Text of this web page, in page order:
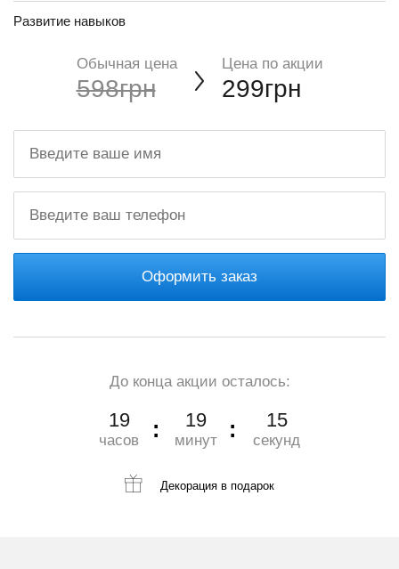
Развитие навыков
Обычная цена
598грн
Цена по акции
299грн
Оформить заказ
До конца акции осталось:
19
часов
19
минут
14
секунд
Декорация в подарок